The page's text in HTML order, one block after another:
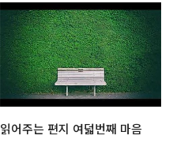
읽어주는 편지 여덟번째 마음